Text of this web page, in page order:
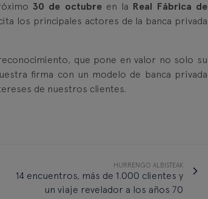
30 de octubre en la Real Fábrica de
los principales actores de la banca privada
que pone en valor no solo su
firma con un modelo de banca privada
de nuestros clientes.
HURRENGO ALBISTEAK
14 encuentros, más de 1.000 clientes y
un viaje revelador a los años 70